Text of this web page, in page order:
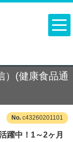
）(健康食品通
c43260201101
躍中！1～2ヶ月